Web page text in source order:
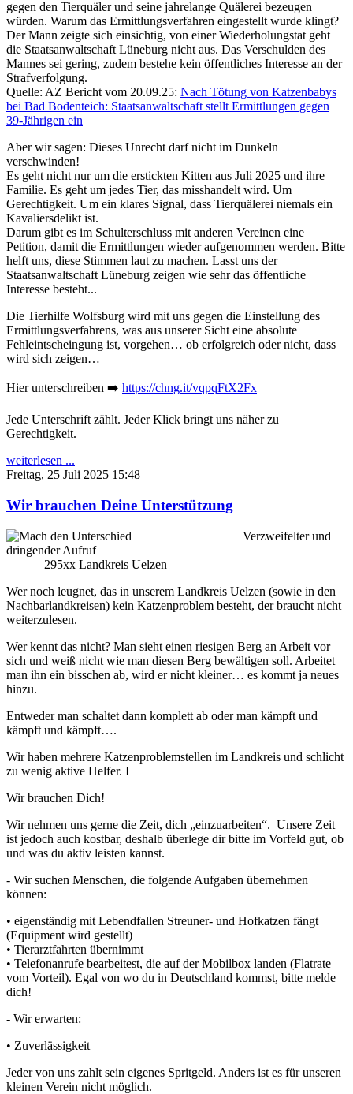
gegen den Tierquäler und seine jahrelange Quälerei bezeugen
würden. Warum das Ermittlungsverfahren eingestellt wurde klingt?
Der Mann zeigte sich einsichtig, von einer Wiederholungstat geht
die Staatsanwaltschaft Lüneburg nicht aus. Das Verschulden des
Mannes sei gering, zudem bestehe kein öffentliches Interesse an der
Strafverfolgung.
Quelle: AZ Bericht vom 20.09.25: Nach Tötung von Katzenbabys
bei Bad Bodenteich: Staatsanwaltschaft stellt Ermittlungen gegen
39-Jährigen ein
Aber wir sagen: Dieses Unrecht darf nicht im Dunkeln
verschwinden!
Es geht nicht nur um die erstickten Kitten aus Juli 2025 und ihre
Familie. Es geht um jedes Tier, das misshandelt wird. Um
Gerechtigkeit. Um ein klares Signal, dass Tierquälerei niemals ein
Kavaliersdelikt ist.
Darum gibt es im Schulterschluss mit anderen Vereinen eine
Petition, damit die Ermittlungen wieder aufgenommen werden. Bitte
helft uns, diese Stimmen laut zu machen. Lasst uns der
Staatsanwaltschaft Lüneburg zeigen wie sehr das öffentliche
Interesse besteht...
Die Tierhilfe Wolfsburg wird mit uns gegen die Einstellung des
Ermittlungsverfahrens, was aus unserer Sicht eine absolute
Fehleintscheingung ist, vorgehen… ob erfolgreich oder nicht, dass
wird sich zeigen…
Hier unterschreiben ➡️ https://chng.it/vqpqFtX2Fx
Jede Unterschrift zählt. Jeder Klick bringt uns näher zu
Gerechtigkeit.
weiterlesen ...
Freitag, 25 Juli 2025 15:48
Wir brauchen Deine Unterstützung
Verzweifelter und
dringender Aufruf
———295xx Landkreis Uelzen———
Wer noch leugnet, das in unserem Landkreis Uelzen (sowie in den
Nachbarlandkreisen) kein Katzenproblem besteht, der braucht nicht
weiterzulesen.
Wer kennt das nicht? Man sieht einen riesigen Berg an Arbeit vor
sich und weiß nicht wie man diesen Berg bewältigen soll. Arbeitet
man ihn ein bisschen ab, wird er nicht kleiner… es kommt ja neues
hinzu.
Entweder man schaltet dann komplett ab oder man kämpft und
kämpft und kämpft….
Wir haben mehrere Katzenproblemstellen im Landkreis und schlicht
zu wenig aktive Helfer. I
Wir brauchen Dich!
Wir nehmen uns gerne die Zeit, dich „einzuarbeiten“. Unsere Zeit
ist jedoch auch kostbar, deshalb überlege dir bitte im Vorfeld gut, ob
und was du aktiv leisten kannst.
- Wir suchen Menschen, die folgende Aufgaben übernehmen
können:
• eigenständig mit Lebendfallen Streuner- und Hofkatzen fängt
(Equipment wird gestellt)
• Tierarztfahrten übernimmt
• Telefonanrufe bearbeitest, die auf der Mobilbox landen (Flatrate
vom Vorteil). Egal von wo du in Deutschland kommst, bitte melde
dich!
- Wir erwarten:
• Zuverlässigkeit
Jeder von uns zahlt sein eigenes Spritgeld. Anders ist es für unseren
kleinen Verein nicht möglich.